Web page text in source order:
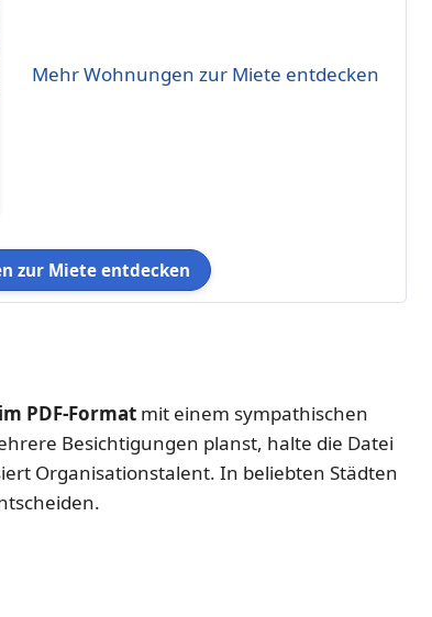
Mehr Wohnungen zur Miete entdecken
zur Miete entdecken
PDF-Format mit einem sympathischen
Besichtigungen planst, halte die Datei
Organisationstalent. In beliebten Städten